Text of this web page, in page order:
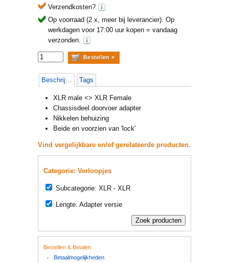
Verzendkosten?
Op voorraad (2 x, meer bij leverancier). Op
werkdagen voor 17:00 uur kopen = vandaag
verzonden.
Beschrijving Tags
XLR male <> XLR Female
Chassisdeel doorvoer adapter
Nikkelen behuizing
Beide en voorzien van 'lock'
Vind vergelijkbare en/of gerelateerde producten.
Categorie: Verloopjes
Subcategorie: XLR - XLR
Lengte: Adapter versie
Bestellen & Betalen
Betaalmogelijkheden